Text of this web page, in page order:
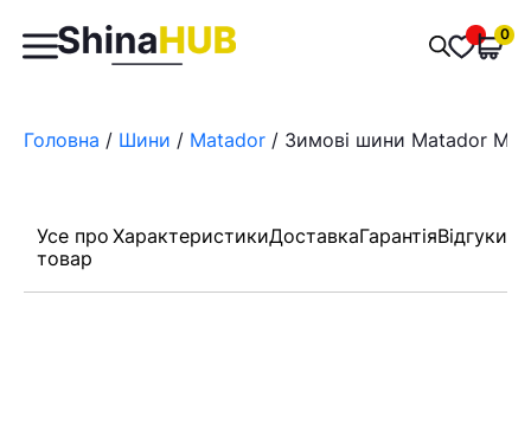
Пошук
товарів
0
Головна / Шини / Matador / Зимові шини Matador MP
Усе про
товар
ХарактеристикиДоставкаГарантіяВідгуки